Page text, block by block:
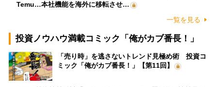
Temu…本社機能を海外に移転させ…
一覧を見る
投資ノウハウ満載コミック「俺がカブ番長！」
「売り時」を逃さないトレンド見極め術 投資コ
ミック「俺がカブ番長！」【第11回】